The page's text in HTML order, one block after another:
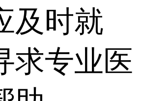
及时就
求专业医